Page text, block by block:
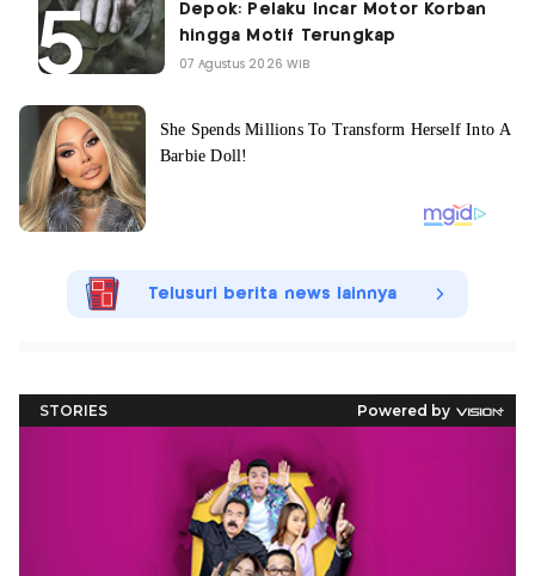
Depok: Pelaku Incar Motor Korban
hingga Motif Terungkap
07 Agustus 2026 WIB
Telusuri berita news lainnya